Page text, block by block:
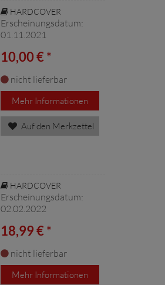
HARDCOVER
Erscheinungsdatum:
01.11.2021
10,00 € *
nicht lieferbar
Mehr Informationen
Auf den Merkzettel
HARDCOVER
Erscheinungsdatum:
02.02.2022
18,99 € *
nicht lieferbar
Mehr Informationen